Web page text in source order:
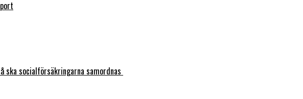
ska socialförsäkringarna samordnas